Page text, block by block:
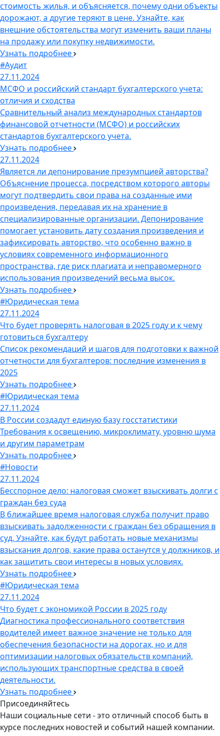
стоимость жилья, и объясняется, почему одни объекты
дорожают, а другие теряют в цене. Узнайте, как
внешние обстоятельства могут изменить ваши планы
на продажу или покупку недвижимости.
Узнать подробнее
#Аудит
27.11.2024
МСФО и российский стандарт бухгалтерского учета:
отличия и сходства
Сравнительный анализ международных стандартов
финансовой отчетности (МСФО) и российских
стандартов бухгалтерского учета.
Узнать подробнее
27.11.2024
Является ли депонирование презумпцией авторства?
Объяснение процесса, посредством которого авторы
могут подтвердить свои права на созданные ими
произведения, передавая их на хранение в
специализированные организации. Депонирование
помогает установить дату создания произведения и
зафиксировать авторство, что особенно важно в
условиях современного информационного
пространства, где риск плагиата и неправомерного
использования произведений весьма высок.
Узнать подробнее
#Юридическая тема
27.11.2024
Что будет проверять налоговая в 2025 году и к чему
готовиться бухгалтеру
Список рекомендаций и шагов для подготовки к важной
отчетности для бухгалтеров: последние изменения в
2025
Узнать подробнее
#Юридическая тема
27.11.2024
В России создадут единую базу госстатистики
Требования к освещению, микроклимату, уровню шума
и другим параметрам
Узнать подробнее
#Новости
27.11.2024
Бесспорное дело: налоговая сможет взыскивать долги с
граждан без суда
В ближайшее время налоговая служба получит право
взыскивать задолженности с граждан без обращения в
суд. Узнайте, как будут работать новые механизмы
взыскания долгов, какие права останутся у должников, и
как защитить свои интересы в новых условиях.
Узнать подробнее
#Юридическая тема
27.11.2024
Что будет с экономикой России в 2025 году
Диагностика профессионального соответствия
водителей имеет важное значение не только для
обеспечения безопасности на дорогах, но и для
оптимизации налоговых обязательств компаний,
использующих транспортные средства в своей
деятельности.
Узнать подробнее
Присоединяйтесь
Наши социальные сети - это отличный способ быть в
курсе последних новостей и событий нашей компании.